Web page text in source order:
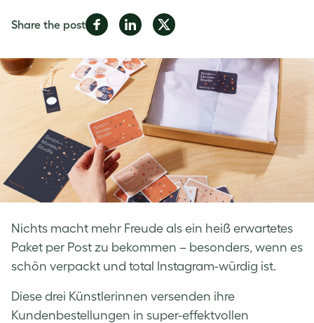
Share the postShare
Facebook
Share
LinkedIn
Share
Twitter
Nichts macht mehr Freude als ein heiß erwartetes
Paket per Post zu bekommen – besonders, wenn es
schön verpackt und total Instagram-würdig ist.
Diese drei Künstlerinnen versenden ihre
Kundenbestellungen in super-effektvollen